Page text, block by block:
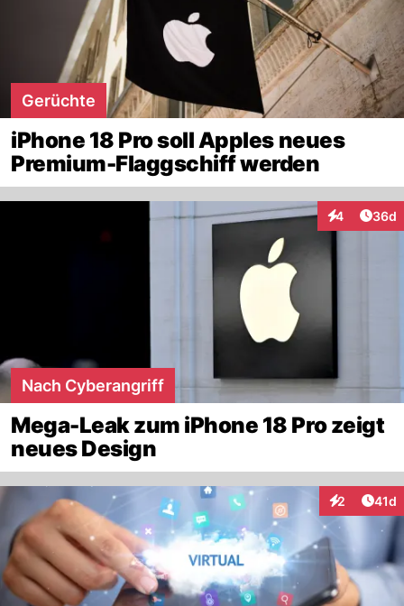
Gerüchte
iPhone 18 Pro soll Apples neues
Premium-Flaggschiff werden
4
Interaktionen
36d
Nach Cyberangriff
Mega-Leak zum iPhone 18 Pro zeigt
neues Design
2
Interaktionen
41d